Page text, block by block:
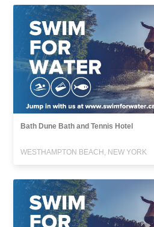
Bath Dune Bath and Tennis Hotel
WESTHAMPTON BEACH, NEW YORK